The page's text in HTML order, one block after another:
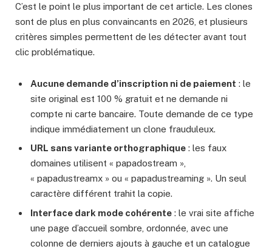
C’est le point le plus important de cet article. Les clones
sont de plus en plus convaincants en 2026, et plusieurs
critères simples permettent de les détecter avant tout
clic problématique.
Aucune demande d’inscription ni de paiement : le
site original est 100 % gratuit et ne demande ni
compte ni carte bancaire. Toute demande de ce type
indique immédiatement un clone frauduleux.
URL sans variante orthographique : les faux
domaines utilisent « papadostream »,
« papadustreamx » ou « papadustreaming ». Un seul
caractère différent trahit la copie.
Interface dark mode cohérente : le vrai site affiche
une page d’accueil sombre, ordonnée, avec une
colonne de derniers ajouts à gauche et un catalogue